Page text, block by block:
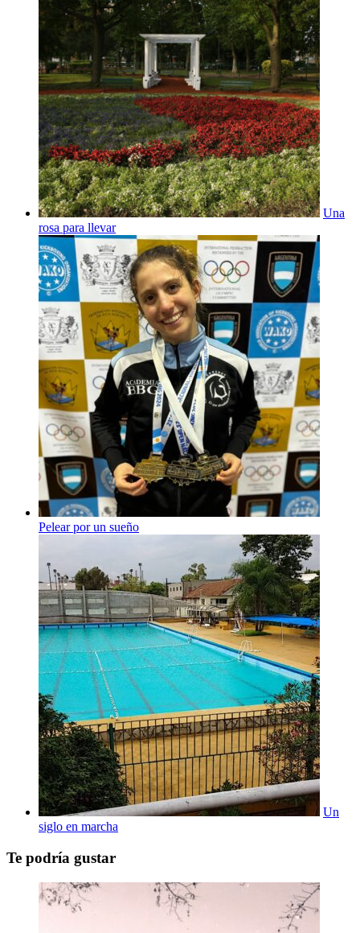
Una
rosa para llevar
Pelear por un sueño
Un
siglo en marcha
Te podría gustar